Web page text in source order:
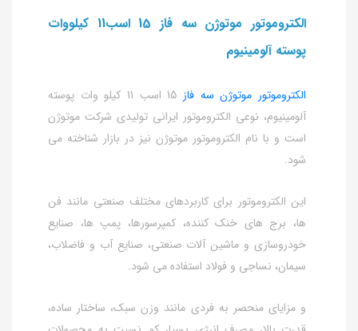
الکتروموتور موتوژن سه فاز 15 اسب11 کیلووات
پوسته آلومینیوم
الکتروموتور موتوژن سه فاز
15 اسب 11 کیلو وات پوسته
آلومینیوم، نوعی الکتروموتور ایرانی تولیدی شرکت موتوژن
است و با نام الکتروموتور موتوژن نیز در بازار شناخته می
شود.
این الکتروموتور برای کاربردهای مختلف صنعتی مانند فن
ها، برج های خنک کننده، کمپرسورها، پمپ ها، صنایع
خودروسازی و ماشین آلات صنعتی، صنایع آب و فاضلاب،
سیمان، نساجی و فولاد استفاده می شود.
و مزایای منحصر به فردی مانند وزن سبک، ساختار ساده،